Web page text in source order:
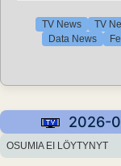
TV News TV
Data News
2026-
OSUMIA EI LÖYTYNYT